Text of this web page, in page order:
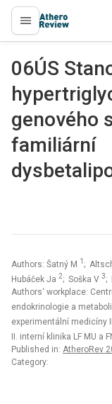
proLékaře.cz
06ÚS
genového
familiární
Authors: Šatný M 1 ;
Hubáček Ja 2; Soška V 3;
Authors‘ workplace:
endokrinologie a
experimentální medicíny
II. interní klinika LF MU a
Published in: AtheroRev
Category: